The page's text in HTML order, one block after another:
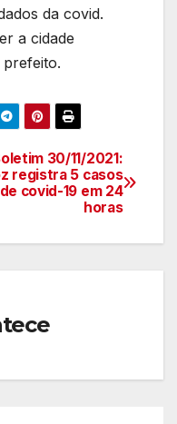
da covid.
a cidade
30/11/2021:
registra 5 casos
de covid-19 em 24
horas